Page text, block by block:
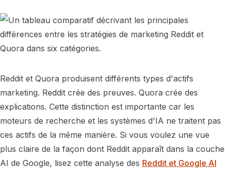
Reddit et Quora produisent différents types d'actifs
marketing. Reddit crée des preuves. Quora crée des
explications. Cette distinction est importante car les
moteurs de recherche et les systèmes d'IA ne traitent pas
ces actifs de la même manière. Si vous voulez une vue
plus claire de la façon dont Reddit apparaît dans la couche
AI de Google, lisez cette analyse des Reddit et Google AI